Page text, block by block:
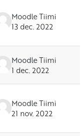
Moodle Tiimi
13 dec. 2022
Moodle Tiimi
1 dec. 2022
Moodle Tiimi
21 nov. 2022